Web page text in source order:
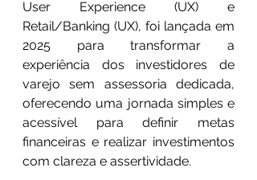
User Experience (UX) e
Retail/Banking (UX), foi lançada em
2025 para transformar a
experiência dos investidores de
varejo sem assessoria dedicada,
oferecendo uma jornada simples e
acessível para definir metas
financeiras e realizar investimentos
com clareza e assertividade.